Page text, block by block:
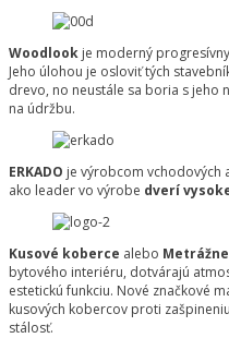
Woodlook je moderný
Jeho úlohou je osloviť tých
drevo, no neustále sa boria s jeho
na údržbu.
ERKADO je výrobcom vchodových
ako leader vo výrobe dverí
Kusové koberce alebo
bytového interiéru, dotvárajú
estetickú funkciu. Nové značkové
kusových kobercov proti
stálosť.